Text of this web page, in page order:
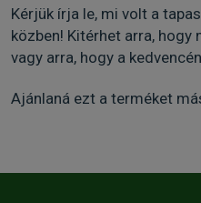
Kérjük írja le, mi volt a
közben! Kitérhet arra, hogy
vagy arra, hogy a
Ajánlaná ezt a terméket